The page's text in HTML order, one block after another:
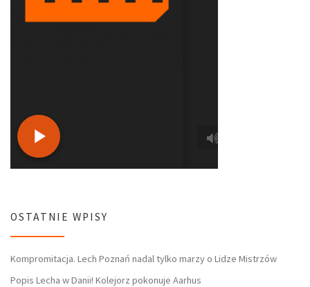
OSTATNIE WPISY
Kompromitacja. Lech Poznań nadal tylko marzy o Lidze Mistrzów
Popis Lecha w Danii! Kolejorz pokonuje Aarhus